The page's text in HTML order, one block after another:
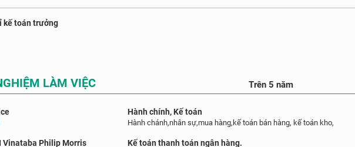
kế toán trưởng
LÀM VIỆC Trên 5 năm
Hành chính, Kế toán
Hành chánh,nhân sự,mua hàng,kế toán bán hàng, kế toán kho,
Vinataba Philip Morris Kế toán thanh toán ngân hàng.